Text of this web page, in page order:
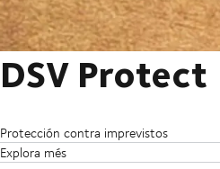
DSV Protect
Protección contra imprevistos
Explora més